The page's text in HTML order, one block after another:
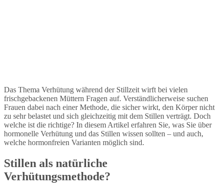
Das Thema Verhütung während der Stillzeit wirft bei vielen
frischgebackenen Müttern Fragen auf. Verständlicherweise suchen
Frauen dabei nach einer Methode, die sicher wirkt, den Körper nicht
zu sehr belastet und sich gleichzeitig mit dem Stillen verträgt. Doch
welche ist die richtige? In diesem Artikel erfahren Sie, was Sie über
hormonelle Verhütung und das Stillen wissen sollten – und auch,
welche hormonfreien Varianten möglich sind.
Stillen als natürliche
Verhütungsmethode?